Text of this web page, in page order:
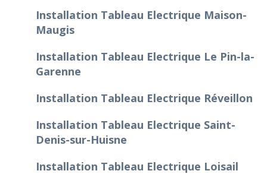
Installation Tableau Electrique Maison-
Maugis
Installation Tableau Electrique Le Pin-la-
Garenne
Installation Tableau Electrique Réveillon
Installation Tableau Electrique Saint-
Denis-sur-Huisne
Installation Tableau Electrique Loisail